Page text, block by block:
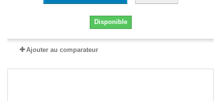
Disponible
Ajouter au comparateur